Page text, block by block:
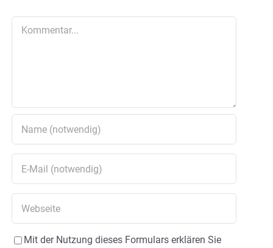
Mit der Nutzung dieses Formulars erklären Sie